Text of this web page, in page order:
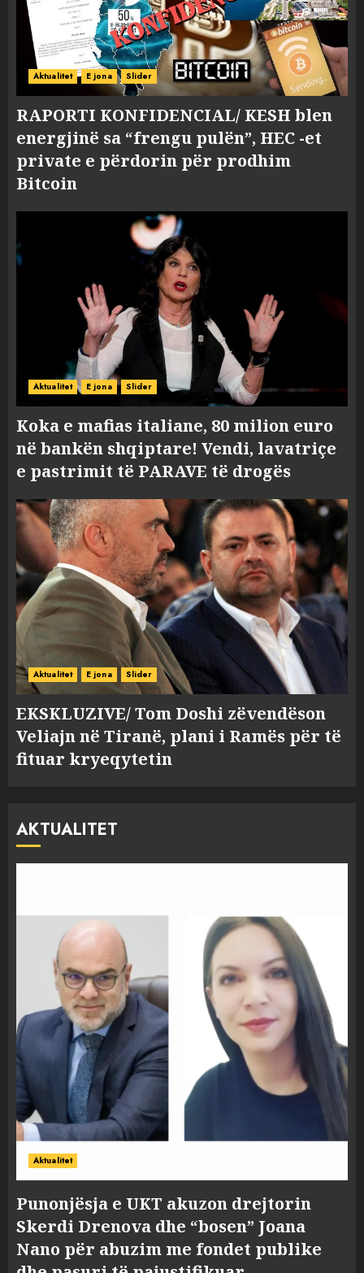
Aktualitet E jona Slider
RAPORTI KONFIDENCIAL/ KESH blen
energjinë sa “frengu pulën”, HEC -et
private e përdorin për prodhim
Bitcoin
Aktualitet E jona Slider
Koka e mafias italiane, 80 milion euro
në bankën shqiptare! Vendi, lavatriçe
e pastrimit të PARAVE të drogës
Aktualitet E jona Slider
EKSKLUZIVE/ Tom Doshi zëvendëson
Veliajn në Tiranë, plani i Ramës për të
fituar kryeqytetin
AKTUALITET
Aktualitet
Punonjësja e UKT akuzon drejtorin
Skerdi Drenova dhe “bosen” Joana
Nano për abuzim me fondet publike